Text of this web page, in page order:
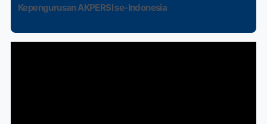
Kepengurusan AKPERSI se-Indonesia